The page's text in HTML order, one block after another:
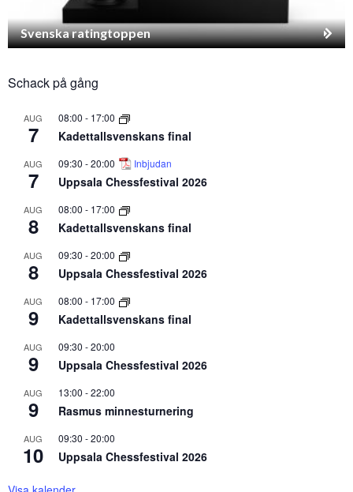
Svenska ratingtoppen
Schack på gång
AUG
7
08:00 - 17:00
Kadettallsvenskans final
AUG
7
09:30 -20:00 Inbjudan
Uppsala Chessfestival 2026
AUG
8
08:00 - 17:00
Kadettallsvenskans final
AUG
8
09:30 -20:00
Uppsala Chessfestival 2026
AUG
9
08:00 - 17:00
Kadettallsvenskans final
AUG
9
09:30 -20:00
Uppsala Chessfestival 2026
AUG
9
13:00 -22:00
Rasmus minnesturnering
AUG
10
09:30 -20:00
Uppsala Chessfestival 2026